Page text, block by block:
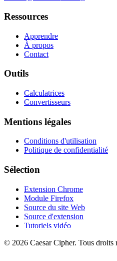
Ressources
Apprendre
À propos
Contact
Outils
Calculatrices
Convertisseurs
Mentions légales
Conditions d'utilisation
Politique de confidentialité
Sélection
Extension Chrome
Module Firefox
Source du site Web
Source d'extension
Tutoriels vidéo
© 2026 Caesar Cipher. Tous droits